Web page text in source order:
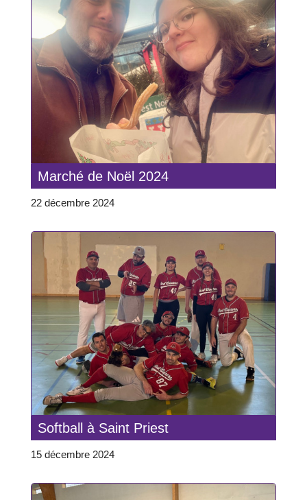
Marché de Noël 2024
22 décembre 2024
Softball à Saint Priest
15 décembre 2024